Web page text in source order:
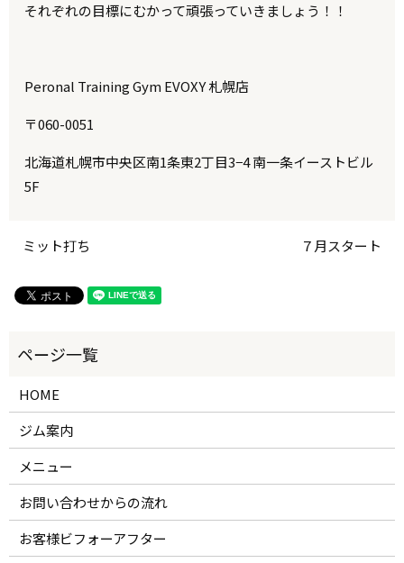
それぞれの目標にむかって頑張っていきましょう！！
Peronal Training Gym EVOXY 札幌店
〒060-0051
北海道札幌市中央区南1条東2丁目3−4 南一条イーストビル
5F
ミット打ち ７月スタート
HOME
ジム案内
メニュー
お問い合わせからの流れ
お客様ビフォーアフター